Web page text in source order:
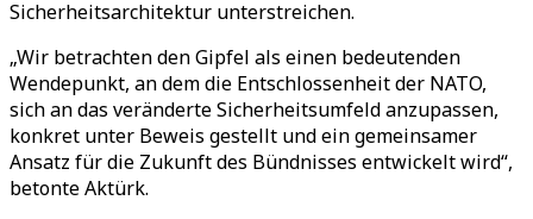
Sicherheitsarchitektur unterstreichen.
„Wir betrachten den Gipfel als einen bedeutenden
Wendepunkt, an dem die Entschlossenheit der NATO,
sich an das veränderte Sicherheitsumfeld anzupassen,
konkret unter Beweis gestellt und ein gemeinsamer
Ansatz für die Zukunft des Bündnisses entwickelt wird“,
betonte Aktürk.